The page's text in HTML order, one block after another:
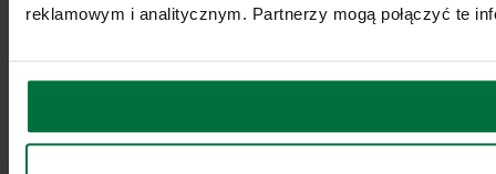
reklamowym i analitycznym. Partnerzy mogą połączyć te